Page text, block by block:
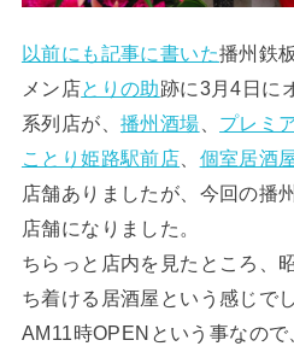
以前にも記事に書いた播州鉄
メン店とりの助跡に3月4日に
系列店が、 播州酒場 プレミ
ことり姫路駅前店
個室居酒
店舗ありましたが、今回の播
店舗になりました。
ちらっと店内を見たところ、
ち着ける居酒屋という感じでし
AM11時OPENという事なの